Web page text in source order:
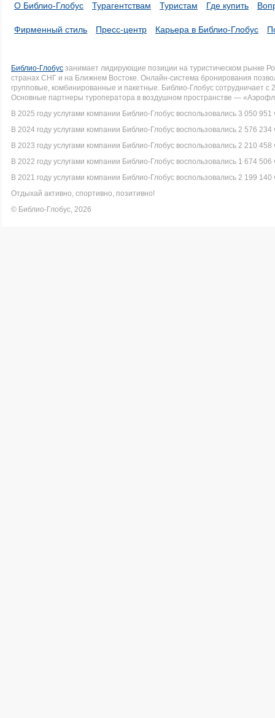
О Библио-Глобус Турагентствам Туристам Где купить
Фирменный стиль Пресс-центр Карьера в Библио-Глобус
Библио-Глобус занимает лидирующие позиции на туристическом рынке
странах СНГ и на Ближнем Востоке. Онлайн-система бронирования
групповые, комбинированные и пакетные. Библио-Глобус сотрудничает
Основные партнеры туроператора в воздушном пространстве —
В 2025 году услугами компании Библио-Глобус воспользовались 3 050 951
В 2024 году услугами компании Библио-Глобус воспользовались 2 576 234
В 2023 году услугами компании Библио-Глобус воспользовались 2 210 458
В 2022 году услугами компании Библио-Глобус воспользовались 1 674 506
В 2021 году услугами компании Библио-Глобус воспользовались 2 199 140
Отдыхай активно, спортивно, позитивно!
© Библио-Глобус, 2026